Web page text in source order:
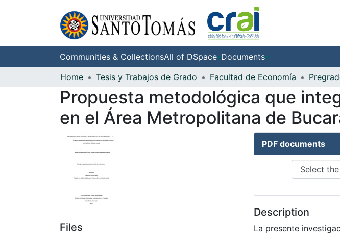
Communities & CollectionsAll of DSpace Documents
Home
Tesis y Trabajos de Grado Facultad de Economía
Propuesta metodológica que
en el Área Metropolitana de
Files
PDF documents
Description
La presente